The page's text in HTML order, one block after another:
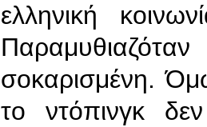
ελληνική
σοκαρισμένη.
το ντόπινγκ